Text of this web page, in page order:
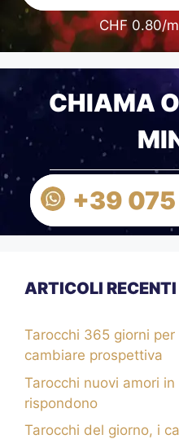
CHF 0.80/
CHIAMA
+39
ARTICOLI RECENTI
Tarocchi 365 giorni
cambiare prospettiva
Tarocchi nuovi amori
rispondono
Tarocchi del giorno, i